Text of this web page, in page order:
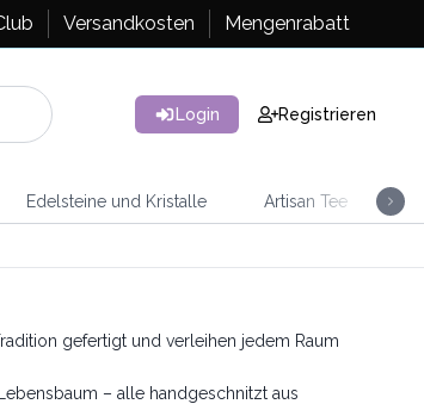
Versandkosten Mengenrabatt
Login Registrieren
Edelsteine und Kristalle Artisan Tee
gefertigt und verleihen jedem Raum
– alle handgeschnitzt aus